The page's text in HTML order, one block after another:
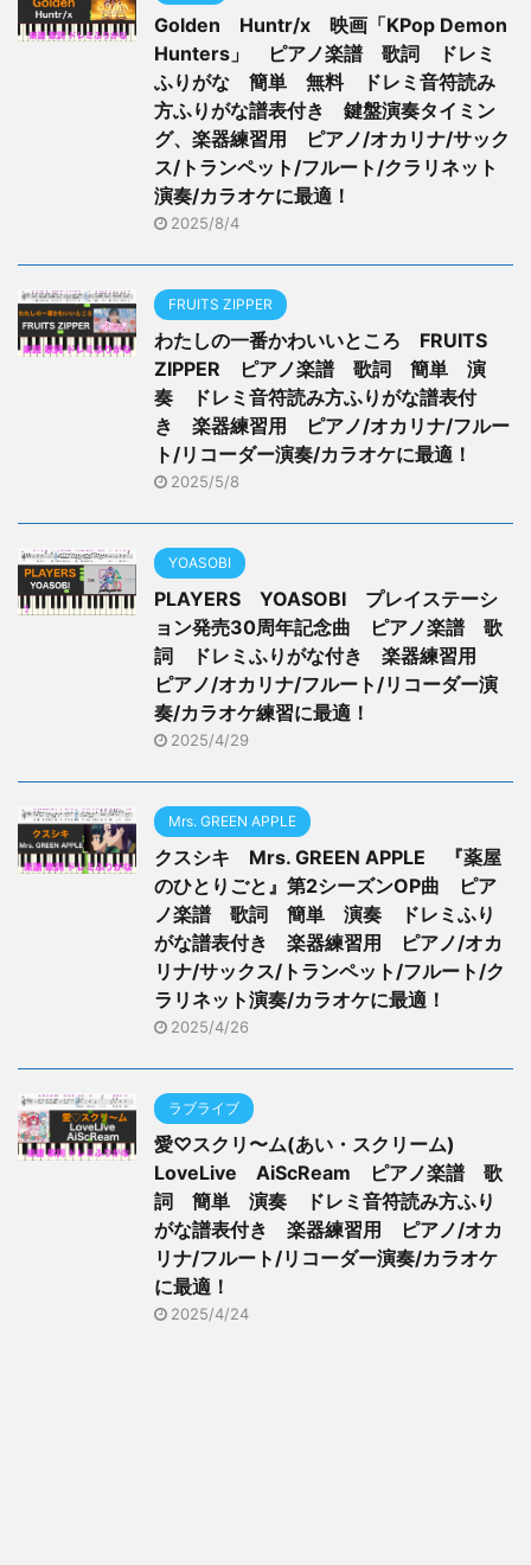
Golden Huntr/x 映画「KPop Demon
Hunters」 ピアノ楽譜 歌詞 ドレミ
ふりがな 簡単 無料 ドレミ音符読み
方ふりがな譜表付き 鍵盤演奏タイミン
グ、楽器練習用 ピアノ/オカリナ/サック
ス/トランペット/フルート/クラリネット
演奏/カラオケに最適！
2025/8/4
FRUITS ZIPPER
わたしの一番かわいいところ FRUITS
ZIPPER ピアノ楽譜 歌詞 簡単 演
奏 ドレミ音符読み方ふりがな譜表付
き 楽器練習用 ピアノ/オカリナ/フルー
ト/リコーダー演奏/カラオケに最適！
2025/5/8
YOASOBI
PLAYERS YOASOBI プレイステーシ
ョン発売30周年記念曲 ピアノ楽譜 歌
詞 ドレミふりがな付き 楽器練習用
ピアノ/オカリナ/フルート/リコーダー演
奏/カラオケ練習に最適！
2025/4/29
Mrs. GREEN APPLE
クスシキ Mrs. GREEN APPLE 『薬屋
のひとりごと』第2シーズンOP曲 ピア
ノ楽譜 歌詞 簡単 演奏 ドレミふり
がな譜表付き 楽器練習用 ピアノ/オカ
リナ/サックス/トランペット/フルート/ク
ラリネット演奏/カラオケに最適！
2025/4/26
ラブライブ
愛♡スクリ〜ム(あい・スクリーム)
LoveLive AiScReam ピアノ楽譜 歌
詞 簡単 演奏 ドレミ音符読み方ふり
がな譜表付き 楽器練習用 ピアノ/オカ
リナ/フルート/リコーダー演奏/カラオケ
に最適！
2025/4/24